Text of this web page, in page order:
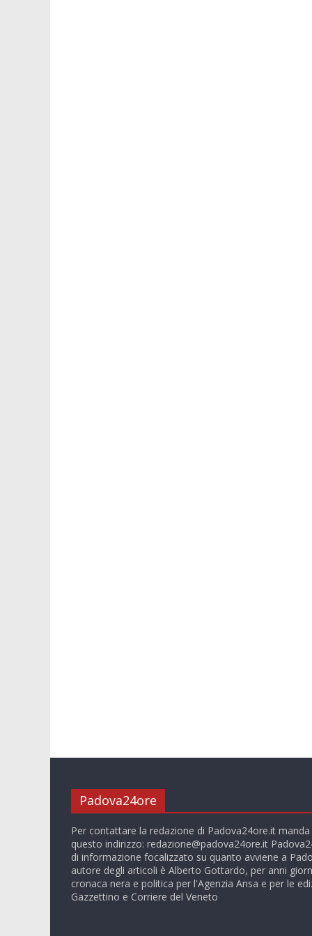
Padova24ore
Per contattare la redazione di Padova24ore.it
questo indirizzo: redazione@padova24ore.it
di informazione focalizzato su quanto avviene a
autore degli articoli è Alberto Gottardo, per anni
cronaca nera e politica per l'Agenzia Ansa e per le
Gazzettino e Corriere del Veneto